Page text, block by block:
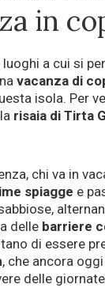
in
a cui si
vacanza di
isola. Per
risaia di Tirta
chi va in
spiagge e
delle barriere
di essere
, che ancora
delle